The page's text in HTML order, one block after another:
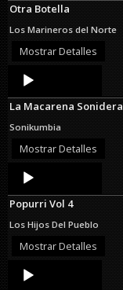
Otra Botella
Los Marineros del Norte
Mostrar Detalles
Audio
Player
La Macarena Sonidera
Sonikumbia
Mostrar Detalles
Audio
Player
Popurri Vol 4
Los Hijos Del Pueblo
Mostrar Detalles
Audio
Player